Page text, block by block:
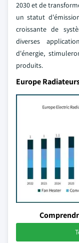
2030 et de
un statut
croissante de
diverses
d'énergie,
produits.
Europe